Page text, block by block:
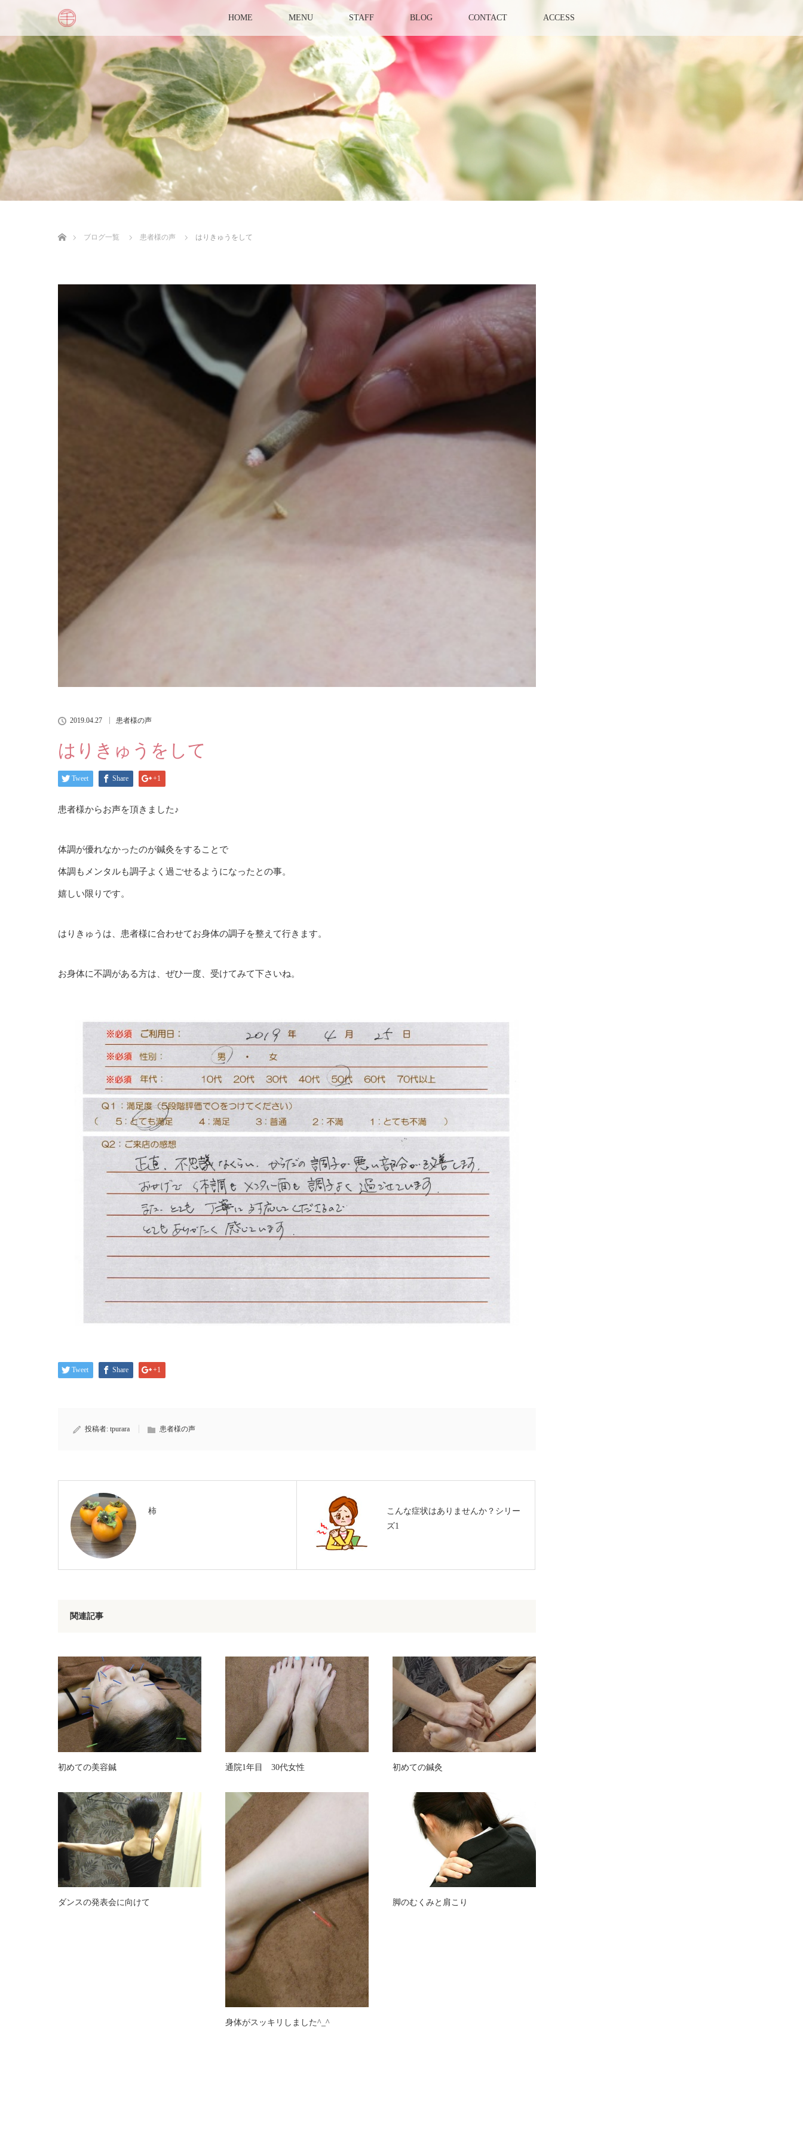
HOME MENU STAFF BLOG CONTACT ACCESS
ブログ一覧
患者様の声 はりきゅうをして
2019.04.27 患者様の声
はりきゅうをして
Tweet Share +1
患者様からお声を頂きました♪
体調が優れなかったのが鍼灸をすることで
体調もメンタルも調子よく過ごせるようになったとの事。
嬉しい限りです。
はりきゅうは、患者様に合わせてお身体の調子を整えて行きます。
お身体に不調がある方は、ぜひ一度、受けてみて下さいね。
Tweet Share +1
投稿者: tpurara 患者様の声
柿
こんな症状はありませんか？シリー
ズ1
関連記事
初めての美容鍼 通院1年目 30代女性 初めての鍼灸
ダンスの発表会に向けて
身体がスッキリしました^_^
脚のむくみと肩こり